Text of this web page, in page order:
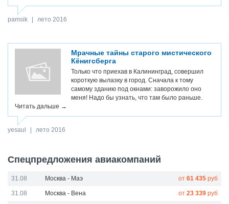
pamsik лето 2016
Мрачные тайны старого мистического
Кёнигсберга
Только что приехав в Калининград, совершил
короткую вылазку в город. Сначала к тому
самому зданию под окнами: заворожило оно
меня! Надо бы узнать, что там было раньше.
Читать дальше →
yesaul лето 2016
Спецпредложения авиакомпаний
31.08 Москва - Маэ от 61 435 руб
31.08 Москва - Вена от 23 339 руб